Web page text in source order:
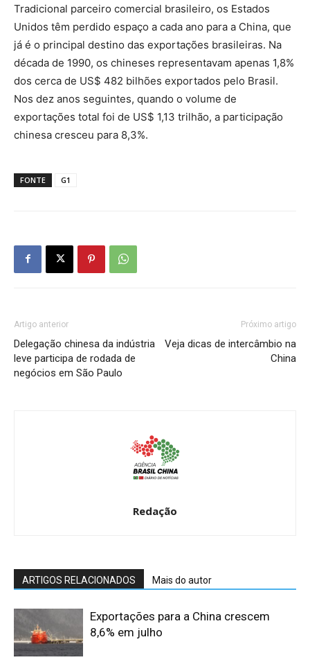
Tradicional parceiro comercial brasileiro, os Estados
Unidos têm perdido espaço a cada ano para a China, que
já é o principal destino das exportações brasileiras. Na
década de 1990, os chineses representavam apenas 1,8%
dos cerca de US$ 482 bilhões exportados pelo Brasil.
Nos dez anos seguintes, quando o volume de
exportações total foi de US$ 1,13 trilhão, a participação
chinesa cresceu para 8,3%.
FONTE G1
Artigo anterior
Delegação chinesa da indústria
leve participa de rodada de
negócios em São Paulo
Próximo artigo
Veja dicas de intercâmbio na
China
Redação
ARTIGOS RELACIONADOS Mais do autor
Exportações para a China crescem
8,6% em julho